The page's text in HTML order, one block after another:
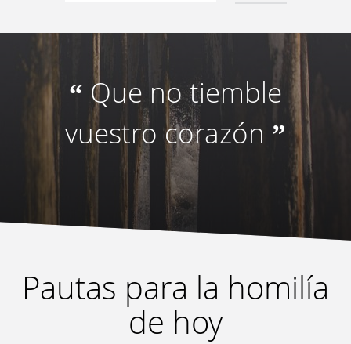
“ Que no tiemble
vuestro corazón ”
Pautas para la homilía
de hoy